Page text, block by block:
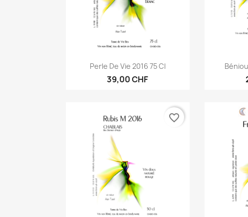
Aperçu rapide
Perle De Vie 2016 75 Cl
39,00 CHF

favorite_border